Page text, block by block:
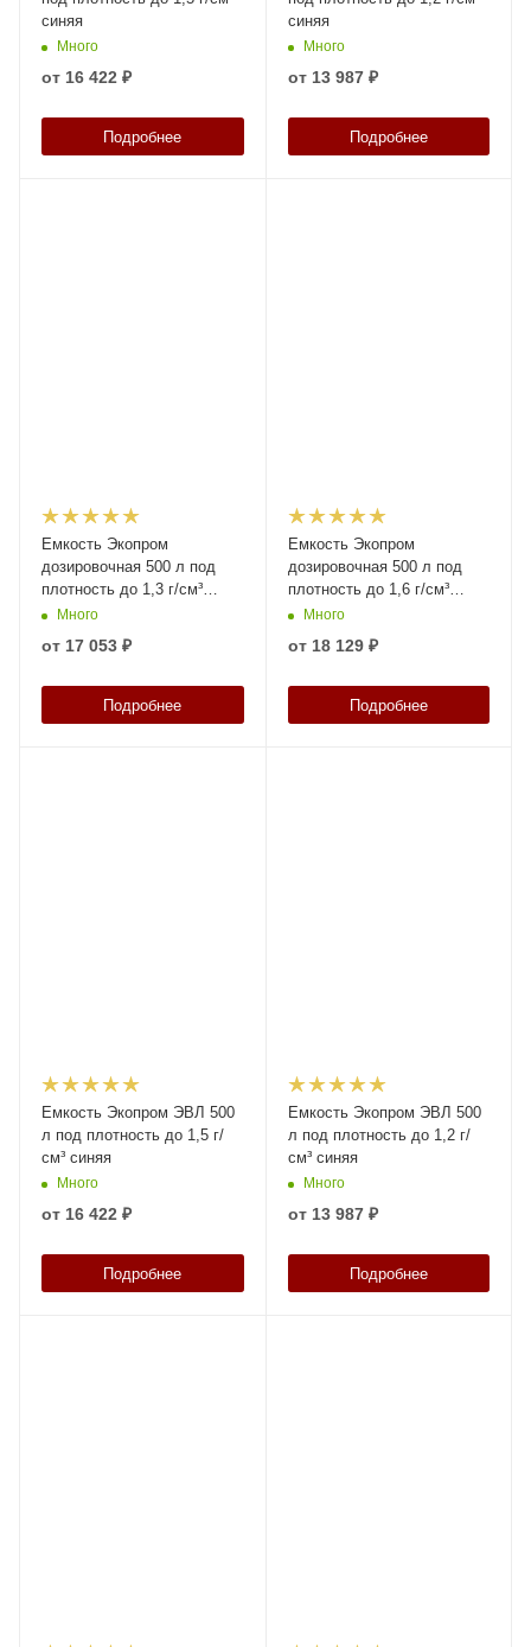
синяя
Много
от 16 422 ₽
Подробнее
синяя
Много
от 13 987 ₽
Подробнее
Емкость Экопром
дозировочная 500 л под
плотность до 1,3 г/см³
белая
Много
от 17 053 ₽
Подробнее
Емкость Экопром
дозировочная 500 л под
плотность до 1,6 г/см³
белая
Много
от 18 129 ₽
Подробнее
Емкость Экопром ЭВЛ 500
л под плотность до 1,5 г/
см³ синяя
Много
от 16 422 ₽
Подробнее
Емкость Экопром ЭВЛ 500
л под плотность до 1,2 г/
см³ синяя
Много
от 13 987 ₽
Подробнее